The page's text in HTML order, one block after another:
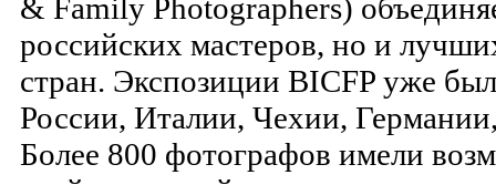
& Family Photographers)
российских мастеров, но и
стран. Экспозиции BICFP уже
России, Италии, Чехии,
Более 800 фотографов имели